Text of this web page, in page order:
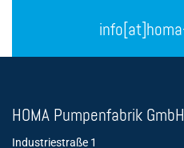
HOMA Pumpenfabrik GmbH
Industriestraße 1